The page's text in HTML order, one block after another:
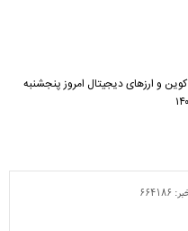
و ارز‌های دیجیتال امروز پنجشنبه
۶۶۴۱۸۶